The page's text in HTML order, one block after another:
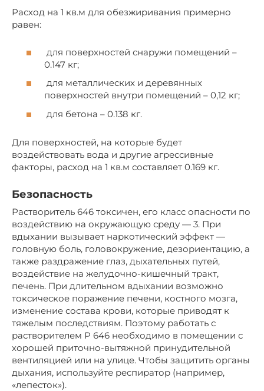
Расход на 1 кв.м для обезжиривания примерно
равен:
для поверхностей снаружи помещений –
0.147 кг;
для металлических и деревянных
поверхностей внутри помещений – 0,12 кг;
для бетона – 0.138 кг.
Для поверхностей, на которые будет
воздействовать вода и другие агрессивные
факторы, расход на 1 кв.м составляет 0.169 кг.
Безопасность
Растворитель 646 токсичен, его класс опасности по
воздействию на окружающую среду — 3. При
вдыхании вызывает наркотический эффект —
головную боль, головокружение, дезориентацию, а
также раздражение глаз, дыхательных путей,
воздействие на желудочно-кишечный тракт,
печень. При длительном вдыхании возможно
токсическое поражение печени, костного мозга,
изменение состава крови, которые приводят к
тяжелым последствиям. Поэтому работать с
растворителем Р 646 необходимо в помещении с
хорошей приточно-вытяжной принудительной
вентиляцией или на улице. Чтобы защитить органы
дыхания, используйте респиратор (например,
«лепесток»).